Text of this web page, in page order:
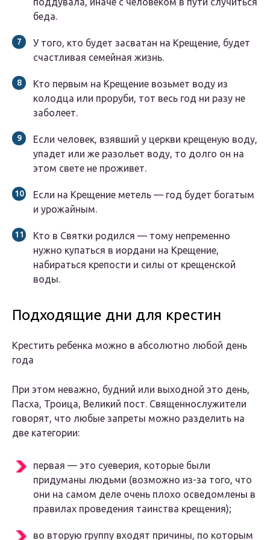
беда.
У того, кто будет засватан на Крещение, будет
счастливая семейная жизнь.
Кто первым на Крещение возьмет воду из
колодца или проруби, тот весь год ни разу не
заболеет.
Если человек, взявший у церкви крещеную воду,
упадет или же разольет воду, то долго он на
этом свете не проживет.
Если на Крещение метель — год будет богатым
и урожайным.
Кто в Святки родился — тому непременно
нужно купаться в иордани на Крещение,
набираться крепости и силы от крещенской
воды.
Подходящие дни для крестин
Крестить ребенка можно в абсолютно любой день
года
При этом неважно, будний или выходной это день,
Пасха, Троица, Великий пост. Священнослужители
говорят, что любые запреты можно разделить на
две категории:
первая — это суеверия, которые были
придуманы людьми (возможно из-за того, что
они на самом деле очень плохо осведомлены в
правилах проведения таинства крещения);
во вторую группу входят причины, по которым